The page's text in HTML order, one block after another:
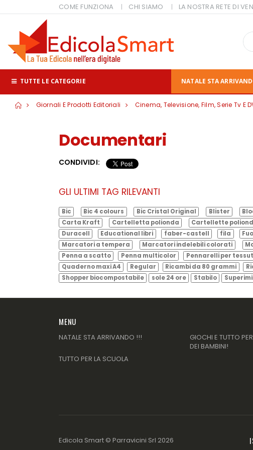
COME FUNZIONA CHI SIAMO LA NOSTRA RETE DI
TUTTE LE CATEGORIE NATALE STA
Giornali E Prodotti Editoriali Cinema, Televisione, Film, Serie Tv E
Documentari
CONDIVIDI:
GLI ULTIMI TAG RILEVANTI
Bic Bic 4 colours Bic Cristal Original Blister
Carta Kraft
Cartelletta polionda Cartellette
Duracell
Educational libri faber-castell fila
Marcatori a tempera
Marcatori indelebili colorati
Penna a scatto
Penna multicolor Pennarelli per
Quaderno maxi A4
Regular Ricambi da 80 grammi
Shopper biocompostabile
sole 24 ore Stabilo
MENU
NATALE STA ARRIVANDO !!!
GIOCHI E TUTTO
DEI BAMBINI!
TUTTO PER LA SCUOLA
Edicola Smart © Parravicini Srl 2026